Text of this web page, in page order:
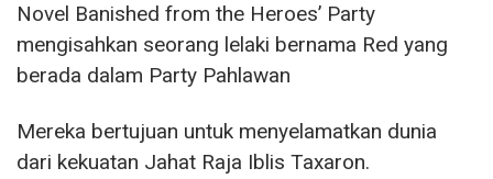
Novel Banished from the Heroes’ Party
mengisahkan seorang lelaki bernama Red yang
berada dalam Party Pahlawan
Mereka bertujuan untuk menyelamatkan dunia
dari kekuatan Jahat Raja Iblis Taxaron.